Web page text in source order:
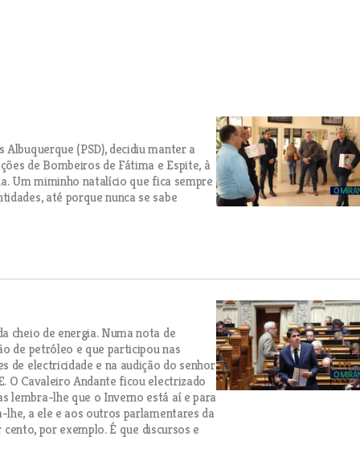
(PSD), decidiu manter a
de Bombeiros de Fátima e Espite, à
Um miminho natalício que fica sempre
até porque nunca se sabe
cheio de energia. Numa nota de
de petróleo e que participou nas
de electricidade e na audição do senhor
O Cavaleiro Andante ficou electrizado
lembra-lhe que o Inverno está aí e para
a ele e aos outros parlamentares da
por exemplo. É que discursos e